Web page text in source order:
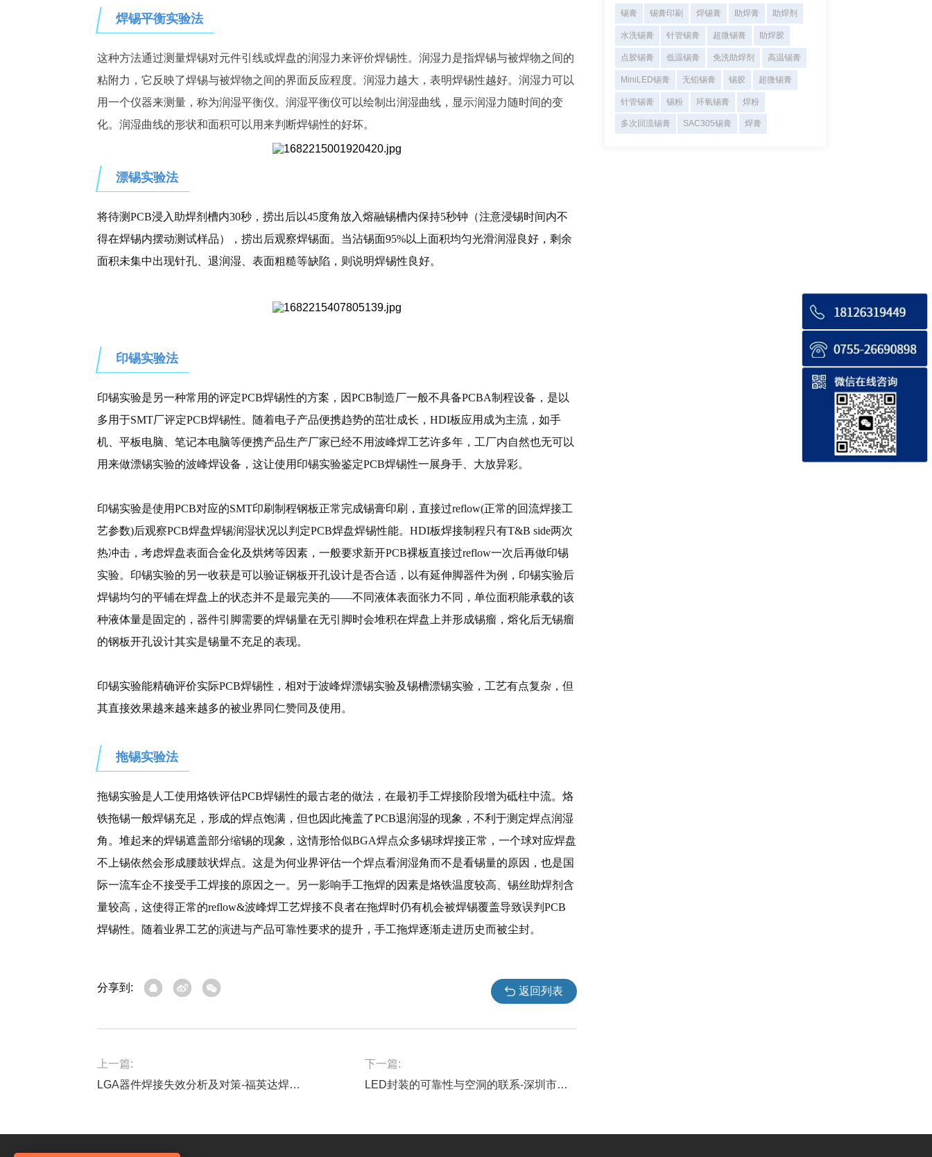
焊锡平衡实验法
这种方法通过测量焊锡对元件引线或焊盘的润湿力来评价焊锡性。润湿力是指焊锡与被焊物之间的
粘附力，它反映了焊锡与被焊物之间的界面反应程度。润湿力越大，表明焊锡性越好。润湿力可以
用一个仪器来测量，称为润湿平衡仪。润湿平衡仪可以绘制出润湿曲线，显示润湿力随时间的变
化。润湿曲线的形状和面积可以用来判断焊锡性的好坏。
漂锡实验法
将待测PCB浸入助焊剂槽内30秒，捞出后以45度角放入熔融锡槽内保持5秒钟（注意浸锡时间内不
得在焊锡内摆动测试样品），捞出后观察焊锡面。当沾锡面95%以上面积均匀光滑润湿良好，剩余
面积未集中出现针孔、退润湿、表面粗糙等缺陷，则说明焊锡性良好。
印锡实验法
印锡实验是另一种常用的评定PCB焊锡性的方案，因PCB制造厂一般不具备PCBA制程设备，是以
多用于SMT厂评定PCB焊锡性。随着电子产品便携趋势的茁壮成长，HDI板应用成为主流，如手
机、平板电脑、笔记本电脑等便携产品生产厂家已经不用波峰焊工艺许多年，工厂内自然也无可以
用来做漂锡实验的波峰焊设备，这让使用印锡实验鉴定PCB焊锡性一展身手、大放异彩。
印锡实验是使用PCB对应的SMT印刷制程钢板正常完成锡膏印刷，直接过reflow(正常的回流焊接工
艺参数)后观察PCB焊盘焊锡润湿状况以判定PCB焊盘焊锡性能。HDI板焊接制程只有T&B side两次
热冲击，考虑焊盘表面合金化及烘烤等因素，一般要求新开PCB裸板直接过reflow一次后再做印锡
实验。印锡实验的另一收获是可以验证钢板开孔设计是否合适，以有延伸脚器件为例，印锡实验后
焊锡均匀的平铺在焊盘上的状态并不是最完美的——不同液体表面张力不同，单位面积能承载的该
种液体量是固定的，器件引脚需要的焊锡量在无引脚时会堆积在焊盘上并形成锡瘤，熔化后无锡瘤
的钢板开孔设计其实是锡量不充足的表现。
印锡实验能精确评价实际PCB焊锡性，相对于波峰焊漂锡实验及锡槽漂锡实验，工艺有点复杂，但
其直接效果越来越来越多的被业界同仁赞同及使用。
拖锡实验法
拖锡实验是人工使用烙铁评估PCB焊锡性的最古老的做法，在最初手工焊接阶段增为砥柱中流。烙
铁拖锡一般焊锡充足，形成的焊点饱满，但也因此掩盖了PCB退润湿的现象，不利于测定焊点润湿
角。堆起来的焊锡遮盖部分缩锡的现象，这情形恰似BGA焊点众多锡球焊接正常，一个球对应焊盘
不上锡依然会形成腰鼓状焊点。这是为何业界评估一个焊点看润湿角而不是看锡量的原因，也是国
际一流车企不接受手工焊接的原因之一。另一影响手工拖焊的因素是烙铁温度较高、锡丝助焊剂含
量较高，这使得正常的reflow&波峰焊工艺焊接不良者在拖焊时仍有机会被焊锡覆盖导致误判PCB
焊锡性。随着业界工艺的演进与产品可靠性要求的提升，手工拖焊逐渐走进历史而被尘封。
分享到: 返回列表
上一篇:
LGA器件焊接失效分析及对策-福英达焊锡膏
下一篇:
LED封装的可靠性与空洞的联系-深圳市福英达
锡膏 锡膏印刷 焊锡膏 助焊膏 助焊剂
水洗锡膏 针管锡膏 超微锡膏 助焊胶
点胶锡膏 低温锡膏 免洗助焊剂 高温锡膏
MiniLED锡膏 无铅锡膏 锡胶 超微锡膏
针管锡膏 锡粉 环氧锡膏 焊粉
多次回流锡膏 SAC305锡膏 焊膏